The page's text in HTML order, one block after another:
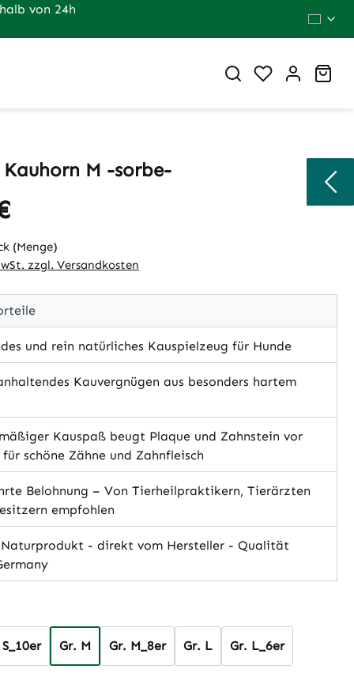
von 24h
Du hast 0
M -sorbe-
(Menge)
zzgl. Versandkosten
und rein natürliches Kauspielzeug für Hunde
Kauvergnügen aus besonders hartem
Kauspaß beugt Plaque und Zahnstein vor
schöne Zähne und Zahnfleisch
Belohnung – Von Tierheilpraktikern, Tierärzten
empfohlen
- direkt vom Hersteller - Qualität
Gr. M Gr. M_8er Gr. L Gr. L_6er